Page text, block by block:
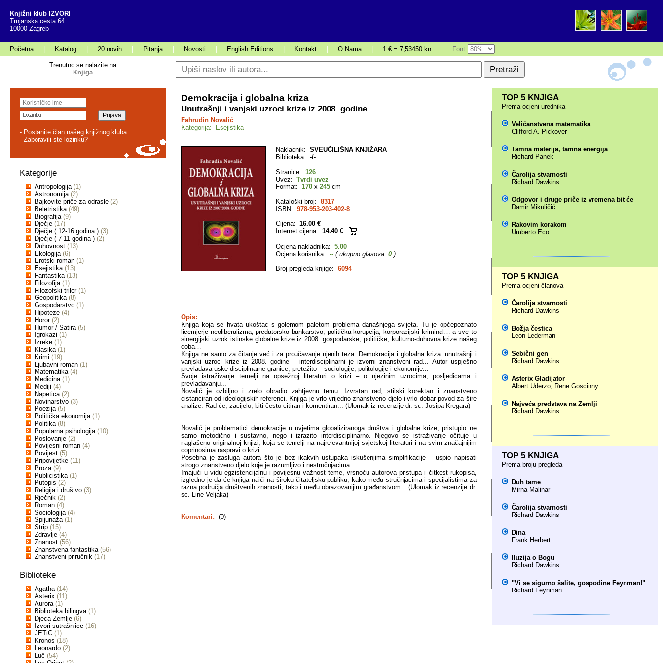
Knjižni klub IZVORI
Trnjanska cesta 64
10000 Zagreb
Početna Katalog 20 novih Pitanja Novosti English Editions Kontakt O Nama 1 € = 7,53450 kn Font
Trenutno se nalazite na
Knjiga
- Postanite član našeg knjižnog kluba.
- Zaboravili ste lozinku?
Kategorije
Antropologija (1)
Astronomija (2)
Bajkovite priče za odrasle (2)
Beletristika (49)
Biografija (9)
Dječje (17)
Dječje ( 12-16 godina ) (3)
Dječje ( 7-11 godina ) (2)
Duhovnost (13)
Ekologija (6)
Erotski roman (1)
Esejistika (13)
Fantastika (13)
Filozofija (1)
Filozofski triler (1)
Geopolitika (8)
Gospodarstvo (1)
Hipoteze (4)
Horor (2)
Humor / Satira (5)
Igrokazi (1)
Izreke (1)
Klasika (1)
Krimi (19)
Ljubavni roman (1)
Matematika (4)
Medicina (1)
Mediji (4)
Napetica (2)
Novinarstvo (3)
Poezija (5)
Politička ekonomija (1)
Politika (8)
Popularna psihologija (10)
Poslovanje (2)
Povijesni roman (4)
Povijest (5)
Pripovijetke (11)
Proza (9)
Publicistika (1)
Putopis (2)
Religija i društvo (3)
Rječnik (2)
Roman (4)
Sociologija (4)
Špijunaža (1)
Strip (15)
Zdravlje (4)
Znanost (56)
Znanstvena fantastika (56)
Znanstveni priručnik (17)
Biblioteke
Agatha (14)
Asterix (11)
Aurora (1)
Biblioteka bilingva (1)
Djeca Zemlje (6)
Izvori sutrašnjice (16)
JETiC (1)
Kronos (18)
Leonardo (2)
Luč (54)
Demokracija i globalna kriza
Unutrašnji i vanjski uzroci krize iz 2008. godine
Fahrudin Novalić
Kategorija: Esejistika
Nakladnik: SVEUČILIŠNA KNJIŽARA
Biblioteka: -/-
Stranice: 126
Uvez: Tvrdi uvez
Format: 170 x 245 cm
Kataloški broj: 8317
ISBN: 978-953-203-402-8
Cijena: 16.00 €
Internet cijena: 14.40 €
Ocjena nakladnika: 5.00
Ocjena korisnika: -- ( ukupno glasova: 0 )
Broj pregleda knjige: 6094
Opis:
Knjiga koja se hvata ukoštac s golemom paletom problema današnjega svijeta. Tu je općepoznato
licemjerje neoliberalizma, predatorsko bankarstvo, politička korupcija, korporacijski kriminal… a sve to
sinergijski uzrok istinske globalne krize iz 2008: gospodarske, političke, kulturno-duhovna krize našeg
doba…
Knjiga ne samo za čitanje već i za proučavanje njenih teza. Demokracija i globalna kriza: unutrašnji i
vanjski uzroci krize iz 2008. godine – interdisciplinarni je izvorni znanstveni rad... Autor uspješno
prevladava uske disciplinarne granice, pretežito – sociologije, politologije i ekonomije...
Svoje istraživanje temelji na opsežnoj literaturi o krizi – o njezinim uzrocima, posljedicama i
prevladavanju...
Novalić je ozbiljno i zrelo obradio zahtjevnu temu. Izvrstan rad, stilski korektan i znanstveno
distanciran od ideologijskih referenci. Knjiga je vrlo vrijedno znanstveno djelo i vrlo dobar povod za šire
analize. Rad će, zacijelo, biti često citiran i komentiran... (Ulomak iz recenzije dr. sc. Josipa Kregara)
Novalić je problematici demokracije u uvjetima globaliziranoga društva i globalne krize, pristupio ne
samo metodično i sustavno, nego i izrazito interdisciplinarno. Njegovo se istraživanje očituje u
naglašeno originalnoj knjizi, koja se temelji na najrelevantnijoj svjetskoj literaturi i na svim značajnijim
doprinosima raspravi o krizi...
Posebna je zasluga autora što je bez ikakvih ustupaka iskušenjima simplifikacije – uspio napisati
strogo znanstveno djelo koje je razumljivo i nestručnjacima.
Imajući u vidu egzistencijalnu i povijesnu važnost teme, vrsnoću autorova pristupa i čitkost rukopisa,
izgledno je da će knjiga naići na široku čitateljsku publiku, kako među stručnjacima i specijalistima za
razna područja društvenih znanosti, tako i među obrazovanijim građanstvom... (Ulomak iz recenzije dr.
sc. Line Veljaka)
Komentari: (0)
TOP 5 KNJIGA
Prema ocjeni urednika
Veličanstvena matematika
Clifford A. Pickover
Tamna materija, tamna energija
Richard Panek
Čarolija stvarnosti
Richard Dawkins
Odgovor i druge priče iz vremena bit će
Damir Mikuličić
Rakovim korakom
Umberto Eco
TOP 5 KNJIGA
Prema ocjeni članova
Čarolija stvarnosti
Richard Dawkins
Božja čestica
Leon Lederman
Sebični gen
Richard Dawkins
Asterix Gladijator
Albert Uderzo, Rene Goscinny
Najveća predstava na Zemlji
Richard Dawkins
TOP 5 KNJIGA
Prema broju pregleda
Duh tame
Mirna Malinar
Čarolija stvarnosti
Richard Dawkins
Dina
Frank Herbert
Iluzija o Bogu
Richard Dawkins
"Vi se sigurno šalite, gospodine Feynman!"
Richard Feynman